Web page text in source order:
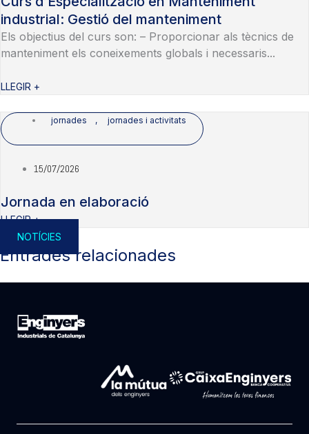
industrial: Gestió del manteniment
Els objectius del curs son: – Proporcionar als tècnics de
manteniment els coneixements globals i necessaris...
LLEGIR +
jornades , jornades i activitats
15/07/2026
Jornada en elaboració
LLEGIR +
NOTÍCIES
Entrades relacionades